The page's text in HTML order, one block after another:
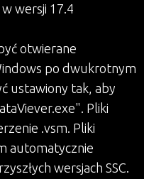
wersji 17.4
otwierane
po dwukrotnym
ustawiony tak, aby
Pliki
.vsm. Pliki
automatycznie
wersjach SSC.